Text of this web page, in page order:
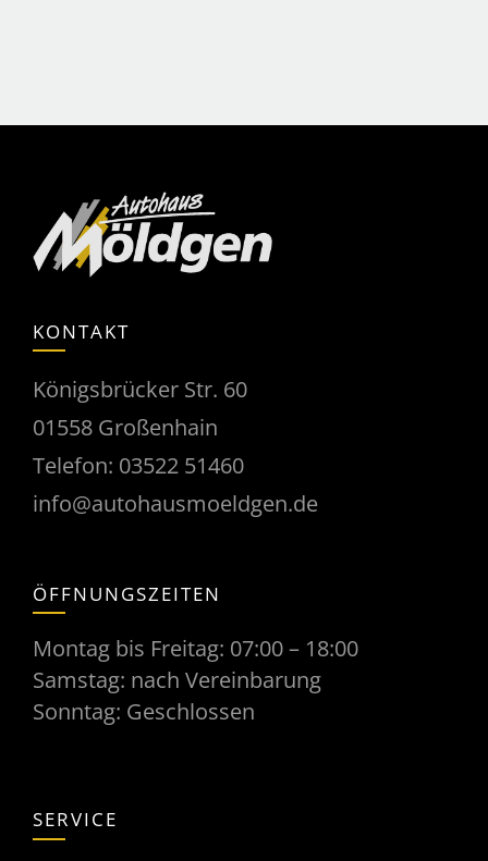
KONTAKT
Königsbrücker Str. 60
01558 Großenhain
Telefon: 03522 51460
info@autohausmoeldgen.de
ÖFFNUNGSZEITEN
Montag bis Freitag: 07:00 – 18:00
Samstag: nach Vereinbarung
Sonntag: Geschlossen
SERVICE